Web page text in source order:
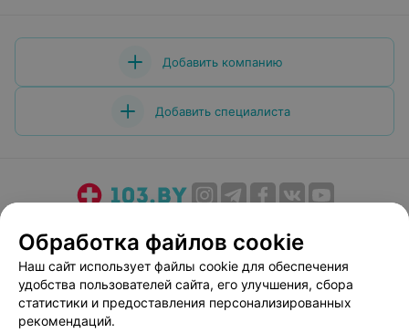
Добавить компанию
Добавить специалиста
Медицинский маркетинг
Публичный договор
Пользовательское соглашение
Способы оплаты
Вакансии
Партнеры
Написать руководителю 103.by
Обработка файлов cookie
Наш сайт использует файлы cookie для обеспечения
удобства пользователей сайта, его улучшения, сбора
статистики и предоставления персонализированных
рекомендаций.